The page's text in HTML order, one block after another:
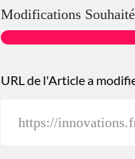
Modifications
URL de l'Article a